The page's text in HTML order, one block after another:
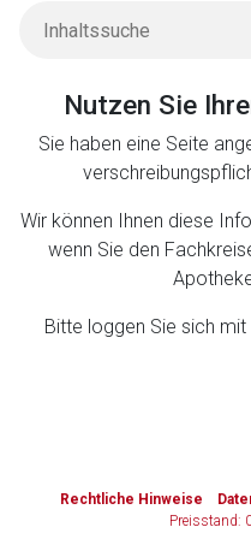
Nutzen Sie
Sie haben eine Seite
Wir können Ihnen diese
wenn Sie den
Bitte loggen Sie sich
Rechtliche Hinweise
Preisstand: